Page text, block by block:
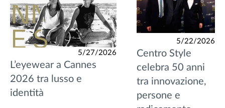
5/27/2026
L’eyewear a Cannes
2026 tra lusso e
identità
5/22/2026
Centro Style
celebra 50 anni
tra innovazione,
persone e